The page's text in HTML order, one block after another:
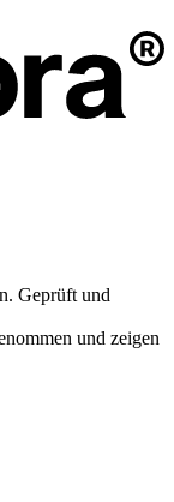
Geprüft und
und zeigen